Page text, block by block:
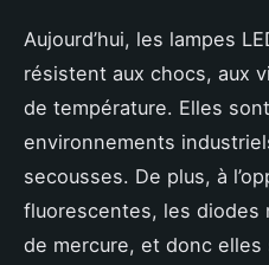
Aujourd’hui, les lampes
résistent aux chocs, aux
de température. Elles
environnements
secousses. De plus, à
fluorescentes, les diodes
de mercure, et donc